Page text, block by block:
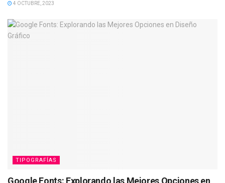
4 OCTUBRE, 2023
TIPOGRAFÍAS
Google Fonts: Explorando las Mejores Opciones en